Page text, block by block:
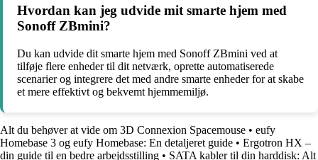
Hvordan kan jeg udvide mit smarte hjem med
Sonoff ZBmini?
Du kan udvide dit smarte hjem med Sonoff ZBmini ved at
tilføje flere enheder til dit netværk, oprette automatiserede
scenarier og integrere det med andre smarte enheder for at skabe
et mere effektivt og bekvemt hjemmemiljø.
Alt du behøver at vide om 3D Connexion Spacemouse • eufy
Homebase 3 og eufy Homebase: En detaljeret guide • Ergotron HX –
din guide til en bedre arbejdsstilling • SATA kabler til din harddisk: Alt